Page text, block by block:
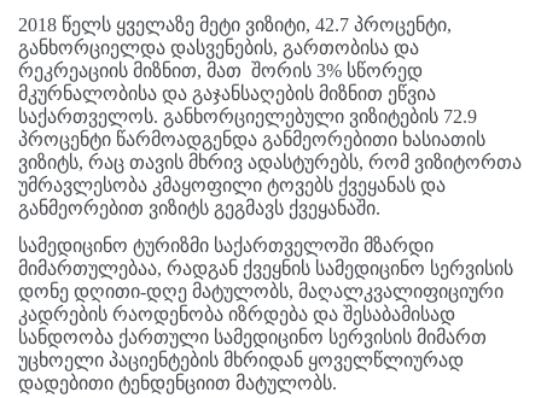
2018 წელს ყველაზე მეტი ვიზიტი, 42.7 პროცენტი,
განხორციელდა დასვენების, გართობისა და
რეკრეაციის მიზნით, მათ შორის 3% სწორედ
მკურნალობისა და გაჯანსაღების მიზნით ეწვია
საქართველოს. განხორციელებული ვიზიტების 72.9
პროცენტი წარმოადგენდა განმეორებითი ხასიათის
ვიზიტს, რაც თავის მხრივ ადასტურებს, რომ ვიზიტორთა
უმრავლესობა კმაყოფილი ტოვებს ქვეყანას და
განმეორებით ვიზიტს გეგმავს ქვეყანაში.
სამედიცინო ტურიზმი საქართველოში მზარდი
მიმართულებაა, რადგან ქვეყნის სამედიცინო სერვისის
დონე დღითი-დღე მატულობს, მაღალკვალიფიციური
კადრების რაოდენობა იზრდება და შესაბამისად
სანდოობა ქართული სამედიცინო სერვისის მიმართ
უცხოელი პაციენტების მხრიდან ყოველწლიურად
დადებითი ტენდენციით მატულობს.